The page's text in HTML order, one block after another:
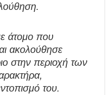
άτομο που
ακολούθησε
στην περιοχή των
του.